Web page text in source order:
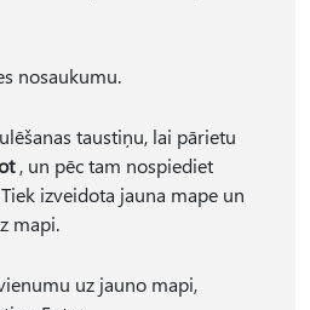
nosaukumu.
taustiņu, lai pārietu
, un pēc tam nospiediet
izveidota jauna mape un
mapi.
uz jauno mapi,